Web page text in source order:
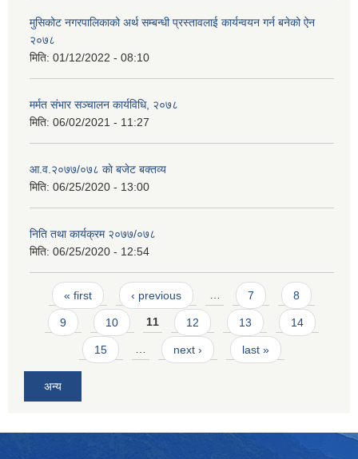
मुसिकोट नगरपालिकाको अर्थ सम्बन्धी प्रस्तावलाई कार्यन्वयन गर्न बनेको ऐन
२०७८
मिति: 01/12/2022 - 08:10
मर्मत संभार सञ्चालन कार्यविधि, २०७८
मिति: 06/02/2021 - 11:27
आ.व.२०७७/०७८ काे बजेट बक्तव्य
मिति: 06/25/2020 - 13:00
निति तथा कार्यक्रम २०७७/०७८
मिति: 06/25/2020 - 12:54
Pages
« first ‹ previous … 7 8
9 10 11 12 13 14
15 … next › last »
अन्य